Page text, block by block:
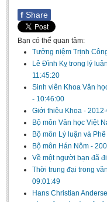
f Share
Bạn có thể quan tâm:
Tưởng niệm Trịnh
Lê Đình Kỵ trong lý
11:45:20
Sinh viên Khoa Văn
- 10:46:00
Giới thiệu Khoa -
Bộ môn Văn học Việt
Bộ môn Lý luận và
Bộ môn Hán Nôm -
Về một người bạn đã
Thời trung đại trong
09:01:49
Hans Christian